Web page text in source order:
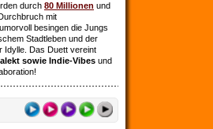
durch 80 Millionen und
mit
besingen die Jungs
Stadtleben und der
Idylle. Das Duett vereint
sowie Indie-Vibes und